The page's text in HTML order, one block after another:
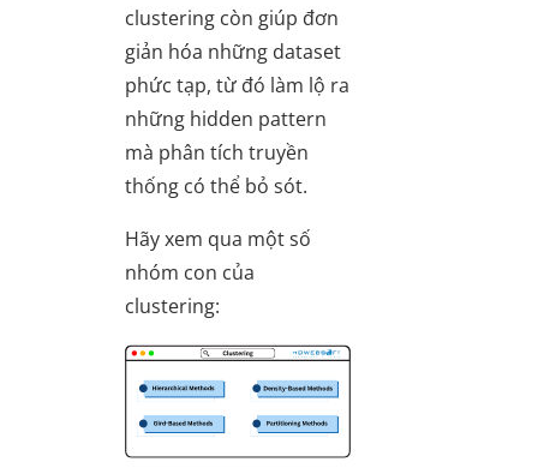
clustering còn giúp đơn
giản hóa những dataset
phức tạp, từ đó làm lộ ra
những hidden pattern
mà phân tích truyền
thống có thể bỏ sót.
Hãy xem qua một số
nhóm con của
clustering: